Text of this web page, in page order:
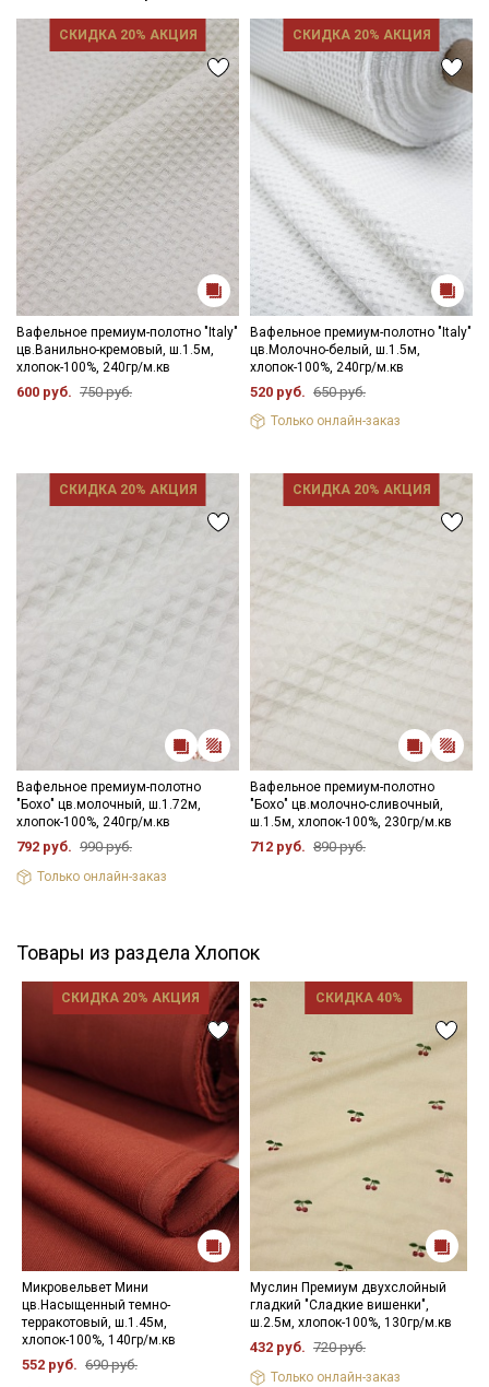
СКИДКА 20% АКЦИЯ
Вафельное премиум-полотно "Italy"
цв.Ванильно-кремовый, ш.1.5м,
хлопок-100%, 240гр/м.кв
600 руб. 750 руб.
СКИДКА 20% АКЦИЯ
Вафельное премиум-полотно "Italy"
цв.Молочно-белый, ш.1.5м,
хлопок-100%, 240гр/м.кв
520 руб. 650 руб.
Только онлайн-заказ
СКИДКА 20% АКЦИЯ
Вафельное премиум-полотно
"Бохо" цв.молочный, ш.1.72м,
хлопок-100%, 240гр/м.кв
792 руб. 990 руб.
Только онлайн-заказ
СКИДКА 20% АКЦИЯ
Вафельное премиум-полотно
"Бохо" цв.молочно-сливочный,
ш.1.5м, хлопок-100%, 230гр/м.кв
712 руб. 890 руб.
Товары из раздела Хлопок
СКИДКА 20% АКЦИЯ
Микровельвет Мини
цв.Насыщенный темно-
терракотовый, ш.1.45м,
хлопок-100%, 140гр/м.кв
552 руб. 690 руб.
СКИДКА 40%
Муслин Премиум двухслойный
гладкий "Сладкие вишенки",
ш.2.5м, хлопок-100%, 130гр/м.кв
432 руб. 720 руб.
Только онлайн-заказ